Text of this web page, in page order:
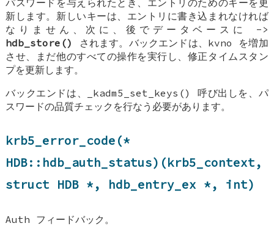
新します。新しいキーは、エントリに書き込まれなければ
なりません、次に、後でデータベースに ->
hdb_store()
されます。バックエンドは、kvno を増加
させ、まだ他のすべての操作を実行し、修正タイムスタン
プを更新します。
バックエンドは、_kadm5_set_keys() 呼び出しを、パ
スワードの品質チェックを行なう必要があります。
krb5_error_code(*
HDB::hdb_auth_status)(krb5_context,
struct HDB *, hdb_entry_ex *, int)
Auth フィードバック。